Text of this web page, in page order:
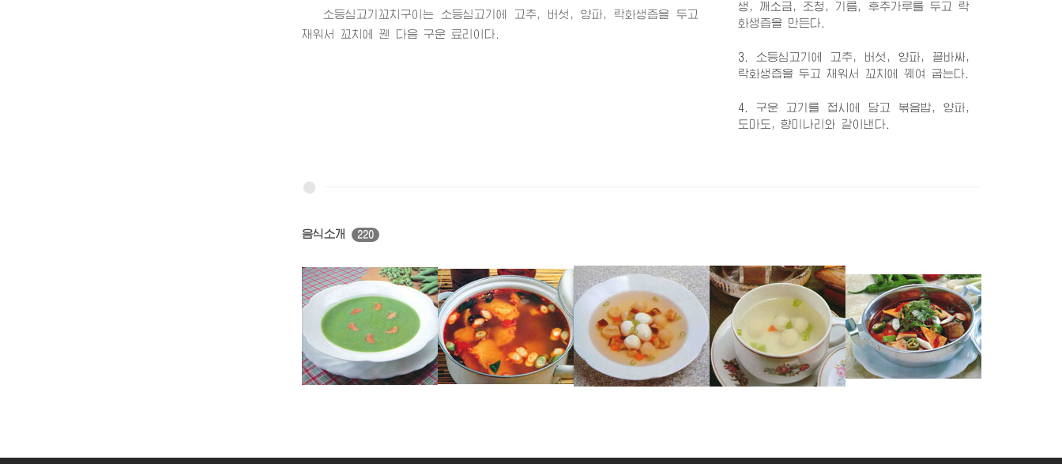
소등심고기꼬치구이는 소등심고기에 고추, 버섯, 양파, 락화생즙을 두고
재워서 꼬치에 꿴 다음 구운 료리이다.
생, 깨소금, 조청, 기름, 후추가루를 두고 락
화생즙을 만든다.
3. 소등심고기에 고추, 버섯, 양파, 꼴바싸,
락화생즙을 두고 재워서 꼬치에 꿰여 굽는다.
4. 구운 고기를 접시에 담고 볶음밥, 양파,
도마도, 향미나리와 같이낸다.
음식소개 220